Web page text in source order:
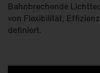
Bahnbrechende
von Flexibilität,
definiert.